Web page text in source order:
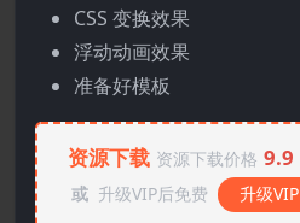
CSS 变换效果
浮动动画效果
准备好模板
资源下载 资源下载价格 9.9
或 升级VIP后免费 升级VIP